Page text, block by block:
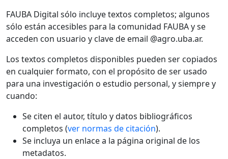
FAUBA Digital sólo incluye textos completos; algunos
sólo están accesibles para la comunidad FAUBA y se
acceden con usuario y clave de email @agro.uba.ar.
Los textos completos disponibles pueden ser copiados
en cualquier formato, con el propósito de ser usado
para una investigación o estudio personal, y siempre y
cuando:
Se citen el autor, título y datos bibliográficos
completos (ver normas de citación).
Se incluya un enlace a la página original de los
metadatos.